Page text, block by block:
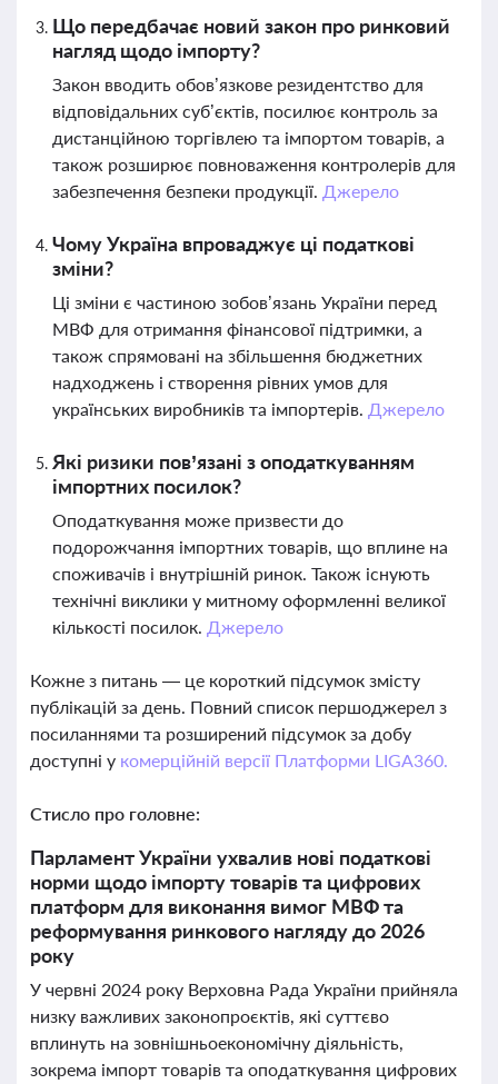
Що передбачає новий закон про ринковий
нагляд щодо імпорту?
Закон вводить обов’язкове резидентство для
відповідальних суб’єктів, посилює контроль за
дистанційною торгівлею та імпортом товарів, а
також розширює повноваження контролерів для
забезпечення безпеки продукції. Джерело
Чому Україна впроваджує ці податкові
зміни?
Ці зміни є частиною зобов’язань України перед
МВФ для отримання фінансової підтримки, а
також спрямовані на збільшення бюджетних
надходжень і створення рівних умов для
українських виробників та імпортерів. Джерело
Які ризики пов’язані з оподаткуванням
імпортних посилок?
Оподаткування може призвести до
подорожчання імпортних товарів, що вплине на
споживачів і внутрішній ринок. Також існують
технічні виклики у митному оформленні великої
кількості посилок. Джерело
Кожне з питань — це короткий підсумок змісту
публікацій за день. Повний список першоджерел з
посиланнями та розширений підсумок за добу
доступні у комерційній версії Платформи LIGA360.
Стисло про головне:
Парламент України ухвалив нові податкові
норми щодо імпорту товарів та цифрових
платформ для виконання вимог МВФ та
реформування ринкового нагляду до 2026
року
У червні 2024 року Верховна Рада України прийняла
низку важливих законопроєктів, які суттєво
вплинуть на зовнішньоекономічну діяльність,
зокрема імпорт товарів та оподаткування цифрових